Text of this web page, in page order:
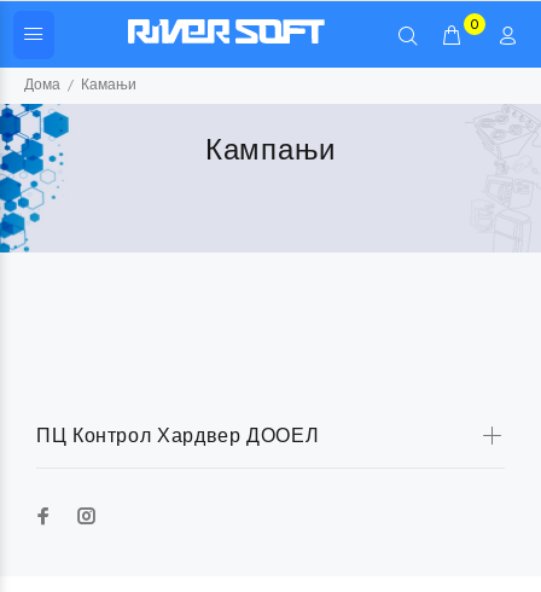
0
Дома Камањи
Кампањи
ПЦ Контрол Хардвер ДООЕЛ